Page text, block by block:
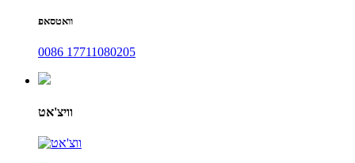
וואטסאפ
0086 17711080205
וויצ'אט